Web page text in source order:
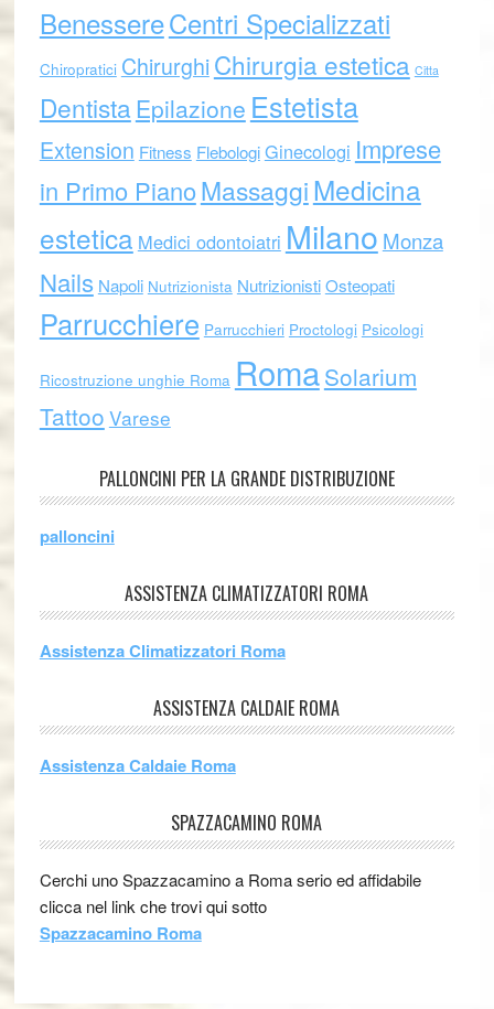
BenessereCentri Specializzati
Chiropratici ChirurghiChirurgia estetica Citta
Dentista Epilazione Estetista
Extension Fitness FlebologiGinecologi Imprese
in Primo PianoMassaggiMedicina
estetica Medici odontoiatri Milano Monza
Nails Napoli Nutrizionista NutrizionistiOsteopati
Parrucchiere Parrucchieri Proctologi Psicologi
Ricostruzione unghie Roma RomaSolarium
Tattoo Varese
PALLONCINI PER LA GRANDE DISTRIBUZIONE
palloncini
ASSISTENZA CLIMATIZZATORI ROMA
Assistenza Climatizzatori Roma
ASSISTENZA CALDAIE ROMA
Assistenza Caldaie Roma
SPAZZACAMINO ROMA
Cerchi uno Spazzacamino a Roma serio ed affidabile
clicca nel link che trovi qui sotto
Spazzacamino Roma